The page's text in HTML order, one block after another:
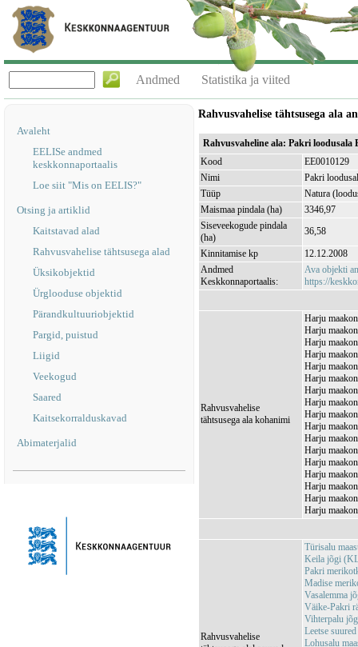
Andmed Statistika ja viited
Avaleht
EELISe andmed
keskkonnaportaalis
Loe siit "Mis on EELIS?"
Otsing ja artiklid
Kaitstavad alad
Rahvusvahelise tähtsusega alad
Üksikobjektid
Ürglooduse objektid
Pärandkultuuriobjektid
Pargid, puistud
Liigid
Veekogud
Saared
Kaitsekorralduskavad
Abimaterjalid
Rahvusvahelise tähtsusega ala
Rahvusvaheline ala: Pakri loodusala
Kood
EE0010129
Nimi
Pakri
Tüüp
Natura
Maismaa pindala (ha)
3346,97
Siseveekogude pindala
(ha)
36,58
Kinnitamise kp
12.12.2008
Andmed
Keskkonnaportaalis:
Ava objekti
https://
Rahvusvahelise
tähtsusega ala kohanimi
Harju
Harju
Harju
Harju
Harju
Harju
Harju
Harju
Harju
Harju
Harju
Harju
Harju
Harju
Harju
Harju
Harju
Rahvusvahelise
Türisalu
Keila jõgi
Pakri
Madise
Vasalemma
Väike-Pakri
Vihterpalu
Leetse
Lohusalu